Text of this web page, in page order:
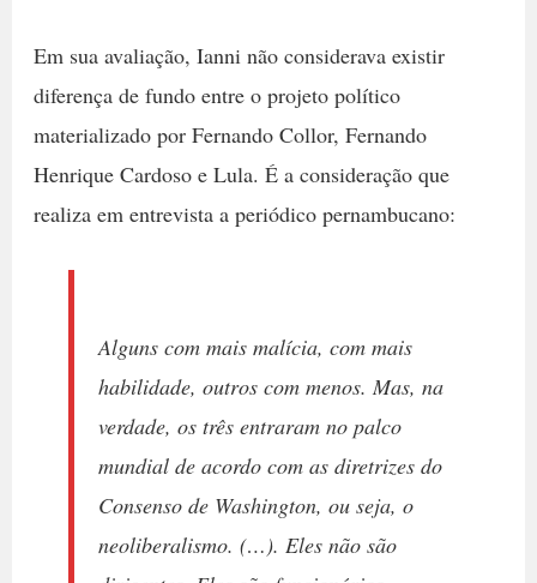
Em sua avaliação, Ianni não considerava existir
diferença de fundo entre o projeto político
materializado por Fernando Collor, Fernando
Henrique Cardoso e Lula. É a consideração que
realiza em entrevista a periódico pernambucano:
Alguns com mais malícia, com mais
habilidade, outros com menos. Mas, na
verdade, os três entraram no palco
mundial de acordo com as diretrizes do
Consenso de Washington, ou seja, o
neoliberalismo. (…). Eles não são